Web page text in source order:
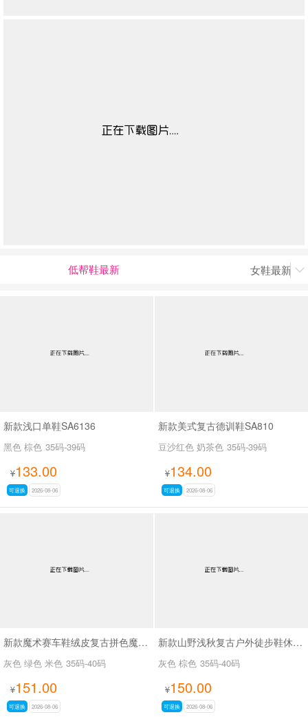
低帮鞋最新 女鞋最新上

新款浅口单鞋SA6136
黑色 棕色 35码-39码
¥133.00
可退换 2026-08-06
新款美式复古德训鞋SA810
豆沙红色 奶茶色 35码-39码
¥134.00
可退换 2026-08-06
新款魔术赛车鞋绒皮复古拼色魔术贴德训休闲鞋SA8040
灰色 绿色 米色 35码-40码
¥151.00
可退换 2026-08-06
新款山野浅秋复古户外徒步鞋休闲鞋SA37028
灰色 棕色 35码-40码
¥150.00
可退换 2026-08-06